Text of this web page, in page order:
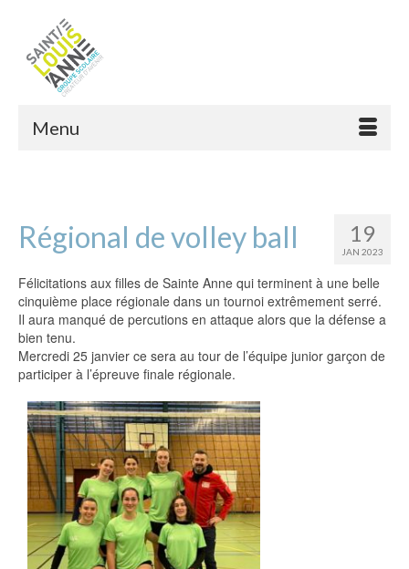
Menu
19
JAN 2023
Régional de volley ball
Félicitations aux filles de Sainte Anne qui terminent à une belle
cinquième place régionale dans un tournoi extrêmement serré.
Il aura manqué de percutions en attaque alors que la défense a
bien tenu.
Mercredi 25 janvier ce sera au tour de l’équipe junior garçon de
participer à l’épreuve finale régionale.